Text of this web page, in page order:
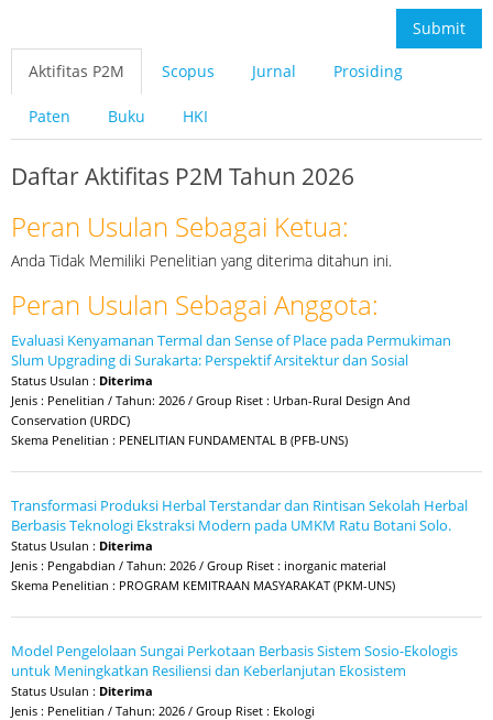
Submit
Aktifitas P2M Scopus Jurnal Prosiding
Paten Buku HKI
Daftar Aktifitas P2M Tahun 2026
Peran Usulan Sebagai Ketua:
Anda Tidak Memiliki Penelitian yang diterima ditahun ini.
Peran Usulan Sebagai Anggota:
Evaluasi Kenyamanan Termal dan Sense of Place pada Permukiman
Slum Upgrading di Surakarta: Perspektif Arsitektur dan Sosial
Status Usulan : Diterima
Jenis : Penelitian / Tahun: 2026 / Group Riset : Urban-Rural Design And
Conservation (URDC)
Skema Penelitian : PENELITIAN FUNDAMENTAL B (PFB-UNS)
Transformasi Produksi Herbal Terstandar dan Rintisan Sekolah Herbal
Berbasis Teknologi Ekstraksi Modern pada UMKM Ratu Botani Solo.
Status Usulan : Diterima
Jenis : Pengabdian / Tahun: 2026 / Group Riset : inorganic material
Skema Penelitian : PROGRAM KEMITRAAN MASYARAKAT (PKM-UNS)
Model Pengelolaan Sungai Perkotaan Berbasis Sistem Sosio-Ekologis
untuk Meningkatkan Resiliensi dan Keberlanjutan Ekosistem
Status Usulan : Diterima
Jenis : Penelitian / Tahun: 2026 / Group Riset : Ekologi